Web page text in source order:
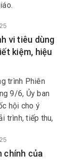
vi tiêu dùng
kiệm, hiệu
trình Phiên
9/6, Ủy ban
hội cho ý
trình, tiếp thu,
điều của Luật
tiết kiệm
chính của